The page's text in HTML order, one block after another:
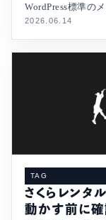
WordPress標準の
2026.06.14
TAG
さくらレンタ
動かす前に確